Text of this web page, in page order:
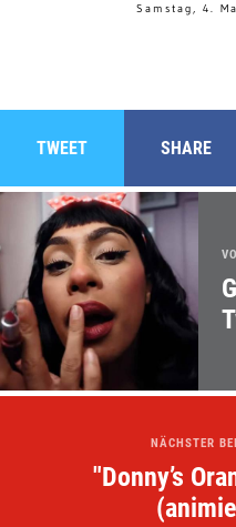
Samstag, 4.
TWEET SHARE
NÄCHSTER
"Donny’s